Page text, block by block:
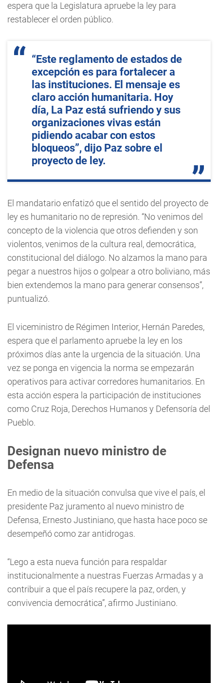
espera que la Legislatura apruebe la ley para
restablecer el orden público.
“Este reglamento de estados de
excepción es para fortalecer a
las instituciones. El mensaje es
claro acción humanitaria. Hoy
día, La Paz está sufriendo y sus
organizaciones vivas están
pidiendo acabar con estos
bloqueos”, dijo Paz sobre el
proyecto de ley.
El mandatario enfatizó que el sentido del proyecto de
ley es humanitario no de represión. “No venimos del
concepto de la violencia que otros defienden y son
violentos, venimos de la cultura real, democrática,
constitucional del diálogo. No alzamos la mano para
pegar a nuestros hijos o golpear a otro boliviano, más
bien extendemos la mano para generar consensos”,
puntualizó.
El viceministro de Régimen Interior, Hernán Paredes,
espera que el parlamento apruebe la ley en los
próximos días ante la urgencia de la situación. Una
vez se ponga en vigencia la norma se empezarán
operativos para activar corredores humanitarios. En
esta acción espera la participación de instituciones
como Cruz Roja, Derechos Humanos y Defensoría del
Pueblo.
Designan nuevo ministro de
Defensa
En medio de la situación convulsa que vive el país, el
presidente Paz juramento al nuevo ministro de
Defensa, Ernesto Justiniano, que hasta hace poco se
desempeñó como zar antidrogas.
“Lego a esta nueva función para respaldar
institucionalmente a nuestras Fuerzas Armadas y a
contribuir a que el país recupere la paz, orden, y
convivencia democrática”, afirmo Justiniano.